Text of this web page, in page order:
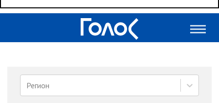
Регион